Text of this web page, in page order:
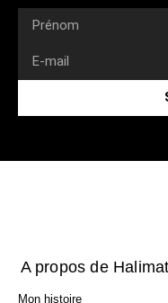
A propos de
Mon histoire